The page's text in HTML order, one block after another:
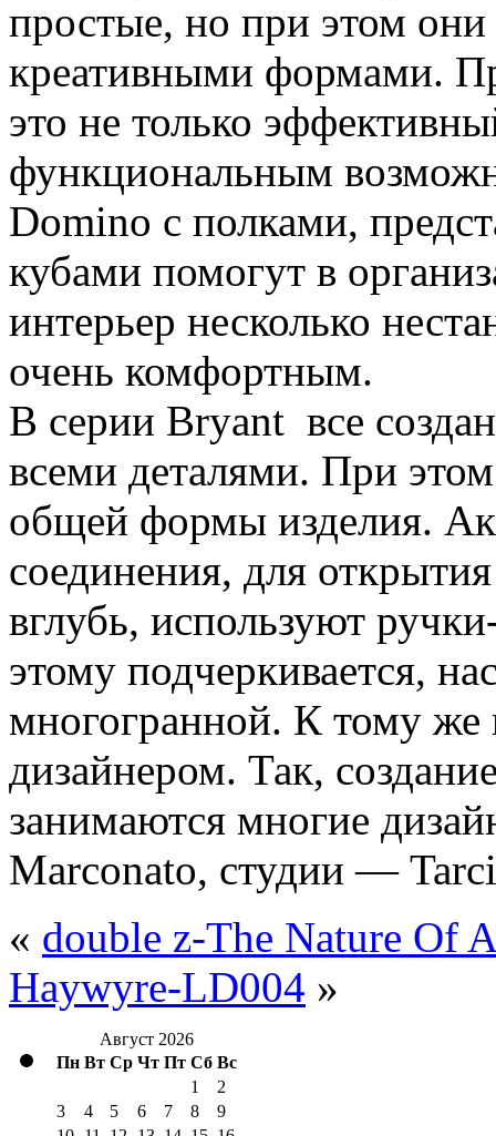
простые, но при этом
креативными формами.
это не только
функциональным
Domino с полками,
кубами помогут в
интерьер несколько
очень комфортным.
В серии Bryant все
всеми деталями. При
общей формы изделия.
соединения, для
вглубь, используют
этому подчеркивается,
многогранной. К тому же
дизайнером. Так,
занимаются многие
Marconato, студии —
« double z-The Nature Of
Haywyre-LD004 »
Август 2026
Пн Вт Ср Чт Пт Сб Вс
1
2
3
4 5 6 7 8
9